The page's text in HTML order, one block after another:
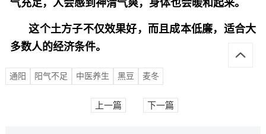
气充足，人会感到神清气爽，身体也会暖和起来。
这个土方子不仅效果好，而且成本低廉，适合大
多数人的经济条件。
通阳 阳气不足 中医养生 黑豆 麦冬
上一篇 下一篇